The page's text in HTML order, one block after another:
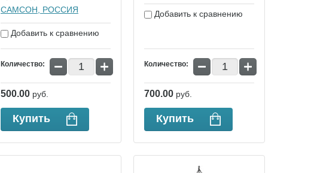
САМСОН, РОССИЯ
Добавить к сравнению
Количество: − +
500.00 руб.
Купить
Добавить к сравнению
Количество: − +
700.00 руб.
Купить